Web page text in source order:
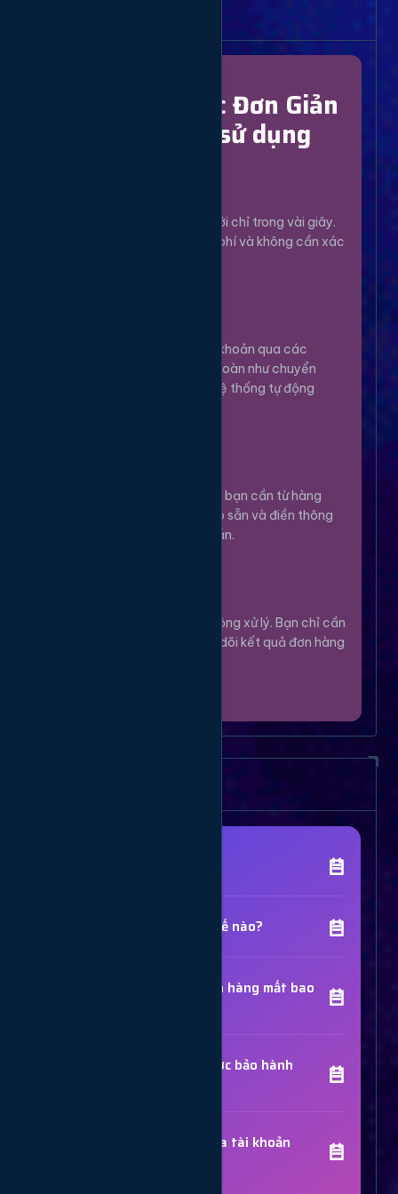
Chỉ Với 4 Bước Đơn Giản
để bắt đầu sử dụng
Tạo tài khoản mới chỉ trong vài giây.
Hoàn toàn miễn phí và không cần xác
Nạp tiền vào tài khoản qua các
phương thức an toàn như chuyển
khoản, Momo... Hệ thống tự động
Lựa chọn dịch vụ bạn cần từ hàng
ngàn tùy chọn có sẵn và điền thông
tin theo hướng dẫn.
Hệ thống sẽ tự động xử lý. Bạn chỉ cần
thư giãn và theo dõi kết quả đơn hàng
Chất lượng dịch vụ như thế nào?
Thời gian hoàn thành đơn hàng mất bao
Các dịch vụ đã mua có được bảo hành
Sử dụng dịch vụ có bị khóa tài khoản